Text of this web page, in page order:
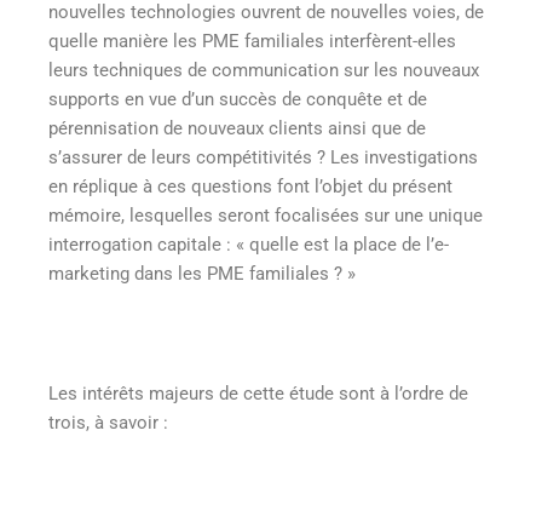
nouvelles technologies ouvrent de nouvelles voies, de
quelle manière les PME familiales interfèrent-elles
leurs techniques de communication sur les nouveaux
supports en vue d’un succès de conquête et de
pérennisation de nouveaux clients ainsi que de
s’assurer de leurs compétitivités ? Les investigations
en réplique à ces questions font l’objet du présent
mémoire, lesquelles seront focalisées sur une unique
interrogation capitale : « quelle est la place de l’e-
marketing dans les PME familiales ? »
Les intérêts majeurs de cette étude sont à l’ordre de
trois, à savoir :